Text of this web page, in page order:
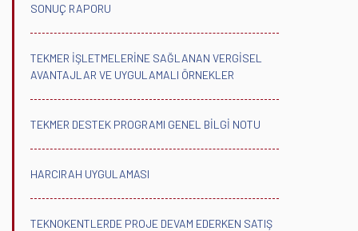
SONUÇ RAPORU
TEKMER İŞLETMELERİNE SAĞLANAN VERGİSEL
AVANTAJLAR VE UYGULAMALI ÖRNEKLER
TEKMER DESTEK PROGRAMI GENEL BİLGİ NOTU
HARCIRAH UYGULAMASI
TEKNOKENTLERDE PROJE DEVAM EDERKEN SATIŞ